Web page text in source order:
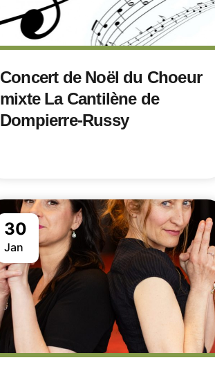
Concert de Noël du Choeur
mixte La Cantilène de
Dompierre-Russy
30
Jan